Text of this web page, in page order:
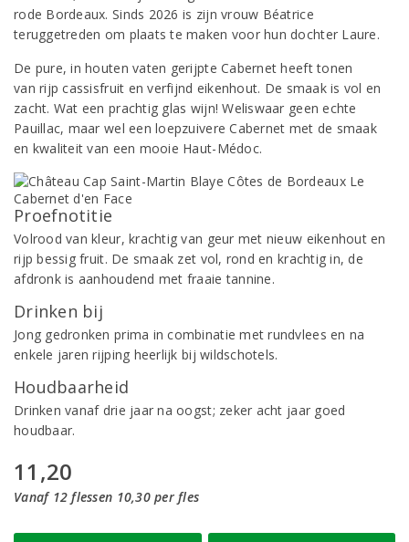
rode Bordeaux. Sinds 2026 is zijn vrouw Béatrice
teruggetreden om plaats te maken voor hun dochter Laure.
De pure, in houten vaten gerijpte Cabernet heeft tonen
van rijp cassisfruit en verfijnd eikenhout. De smaak is vol en
zacht. Wat een prachtig glas wijn! Weliswaar geen echte
Pauillac, maar wel een loepzuivere Cabernet met de smaak
en kwaliteit van een mooie Haut-Médoc.
Proefnotitie
Volrood van kleur, krachtig van geur met nieuw eikenhout en
rijp bessig fruit. De smaak zet vol, rond en krachtig in, de
afdronk is aanhoudend met fraaie tannine.
Drinken bij
Jong gedronken prima in combinatie met rundvlees en na
enkele jaren rijping heerlijk bij wildschotels.
Houdbaarheid
Drinken vanaf drie jaar na oogst; zeker acht jaar goed
houdbaar.
11,20
Vanaf 12 flessen 10,30 per fles